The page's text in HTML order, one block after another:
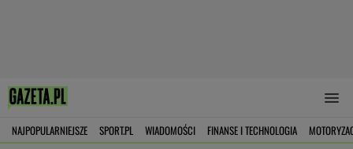
NAJPOPULARNIEJSZE SPORT.PL WIADOMOŚCI FINANSE I TECHNOLOGIA